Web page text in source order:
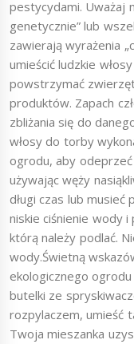
pestycydami. Uważaj
genetycznie” lub
zawierają wyrażenia
umieścić ludzkie
powstrzymać
produktów. Zapach
zbliżania się do
włosy do torby
ogrodu, aby
używając węży
długi czas lub musieć
niskie ciśnienie wody
którą należy podlać.
wody.Świetną
ekologicznego
butelki ze
rozpylaczem, umieść
Twoja mieszanka